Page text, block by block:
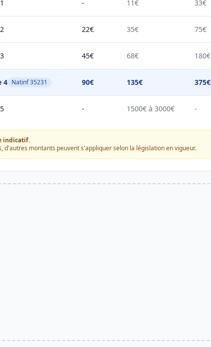
- 11€ 33€
22€ 35€ 75€
45€ 68€ 180€
4 Natinf 35231 90€ 135€ 375€
- 1500€ à 3000€ -
indicatif.
d'autres montants peuvent s'appliquer selon la législation en vigueur.